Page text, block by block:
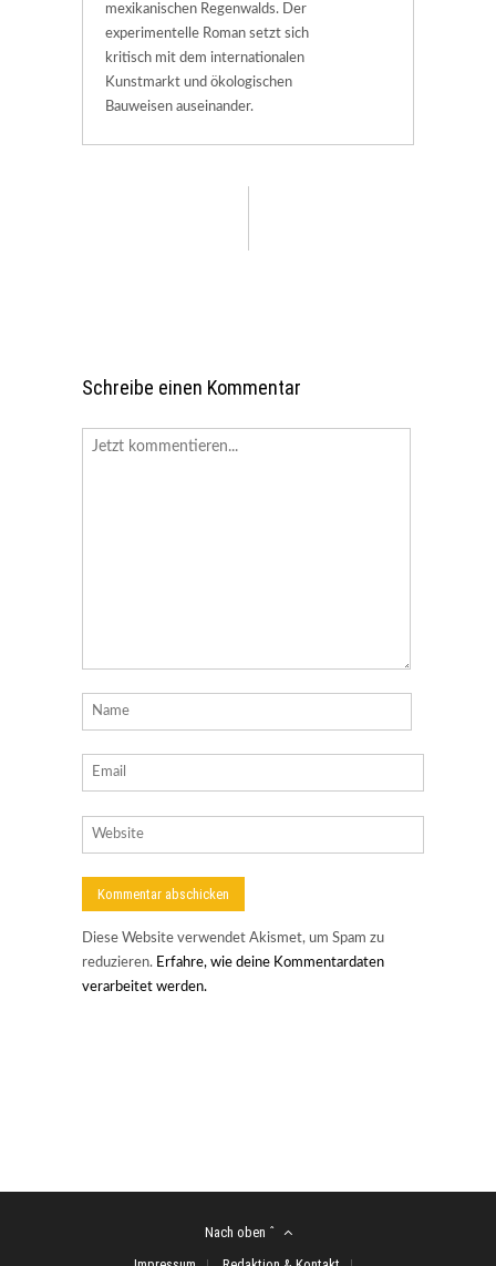
mexikanischen Regenwalds. Der
experimentelle Roman setzt sich
kritisch mit dem internationalen
Kunstmarkt und ökologischen
Bauweisen auseinander.
Schreibe einen Kommentar
Diese Website verwendet Akismet, um Spam zu
reduzieren. Erfahre, wie deine Kommentardaten
verarbeitet werden.
Nach oben ˆ